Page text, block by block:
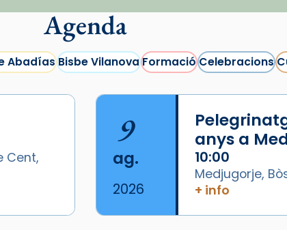
Agenda
AbadíasBisbe VilanovaFormacióCelebracions
Cent,
9
ag.
2026
anys a
10:00
Medjugorje,
+ info